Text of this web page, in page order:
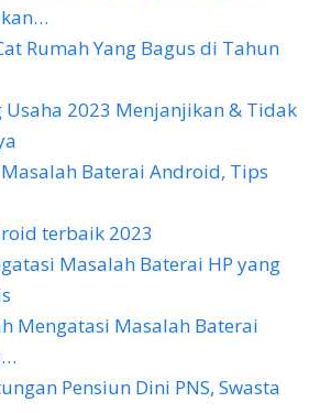
Rumah Yang Bagus di Tahun
Usaha 2023 Menjanjikan & Tidak
Baterai Android, Tips
terbaik 2023
Masalah Baterai HP yang
Mengatasi Masalah Baterai
Pensiun Dini PNS, Swasta